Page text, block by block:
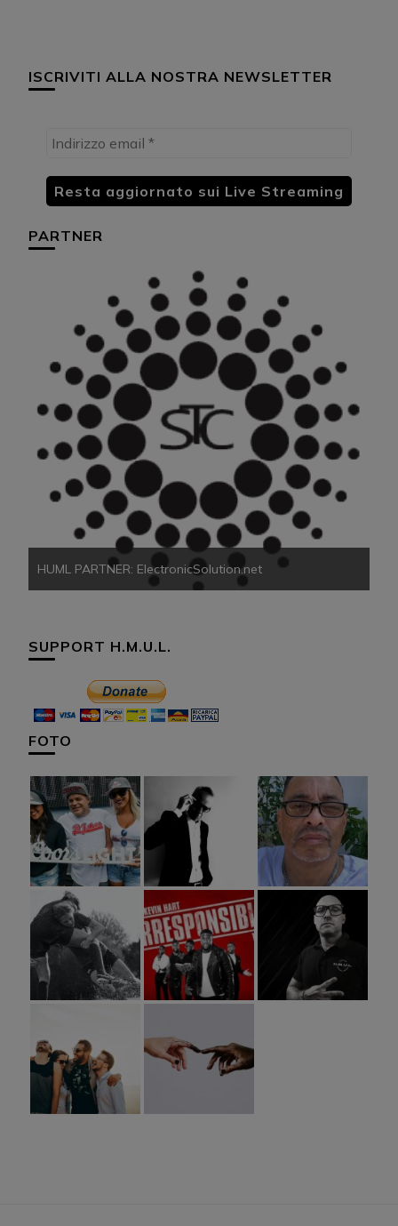
ISCRIVITI ALLA NOSTRA NEWSLETTER
PARTNER
HUML PARTNER: ElectronicSolution.net
SUPPORT H.M.U.L.
FOTO